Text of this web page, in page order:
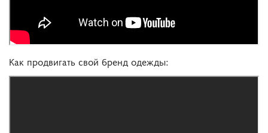
Как продвигать свой бренд одежды: